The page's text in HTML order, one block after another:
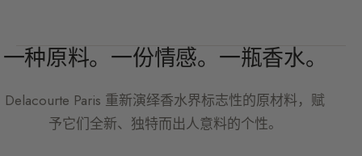
一种原料。一份情感。一瓶香水。
Delacourte Paris 重新演绎香水界标志性的原材料，赋
予它们全新、独特而出人意料的个性。